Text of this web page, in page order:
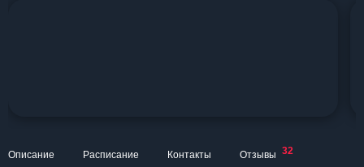
Описание Расписание Контакты Отзывы 32